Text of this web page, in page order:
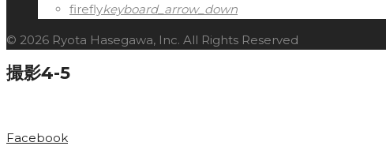
fireflykeyboard_arrow_down
© 2026 Ryota Hasegawa, Inc. All Rights Reserved
撮影4-5
Facebook